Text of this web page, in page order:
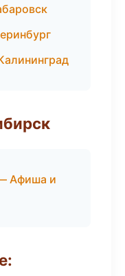
Афиша и